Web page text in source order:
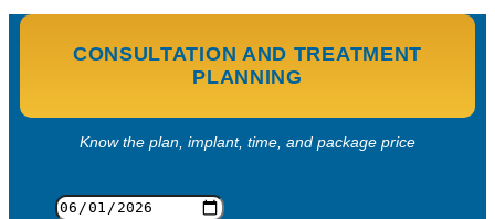
CONSULTATION AND TREATMENT
PLANNING
Know the plan, implant, time, and package price